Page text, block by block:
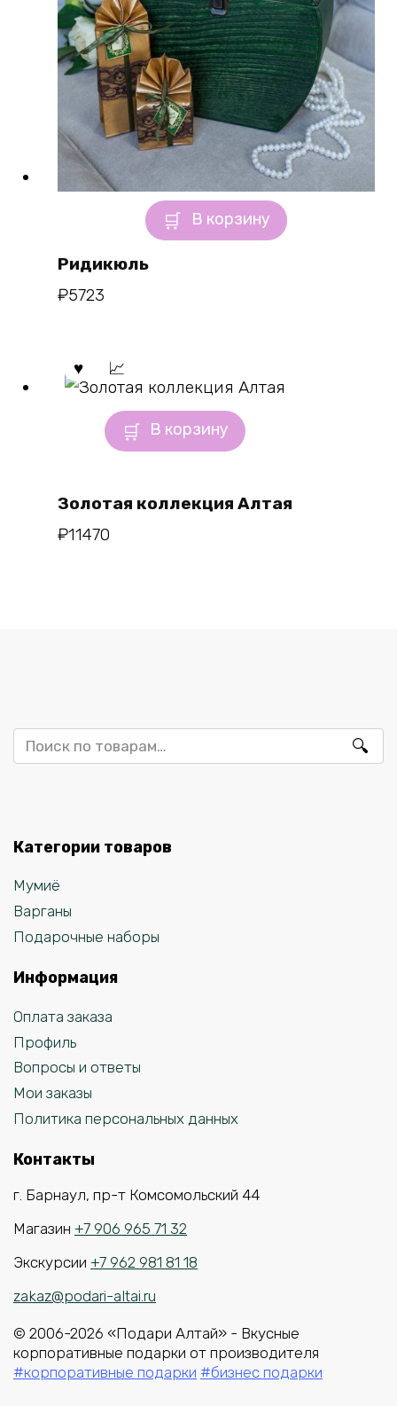
В корзину
Ридикюль
₽5723
В корзину
Золотая коллекция Алтая
₽11470
Искать:
Категории товаров
Мумиё
Варганы
Подарочные наборы
Информация
Оплата заказа
Профиль
Вопросы и ответы
Мои заказы
Политика персональных данных
Контакты
г. Барнаул, пр-т Комсомольский 44
Магазин +7 906 965 71 32
Экскурсии +7 962 981 81 18
zakaz@podari-altai.ru
© 2006-2026 «Подари Алтай» - Вкусные
корпоративные подарки от производителя
#корпоративные подарки #бизнес подарки